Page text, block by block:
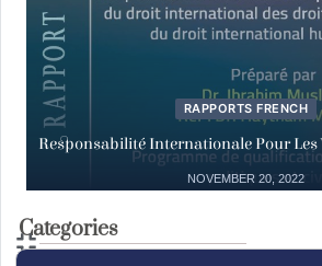
Actualités
Déclaration à Genève de la
Mouvement international
29 November, 2024
ICC: To be, Or not to be?
12 December, 2023
RAPPORTS FRENCH
Responsabilité Internationale Pour
NOVEMBER 20, 2022
Categories